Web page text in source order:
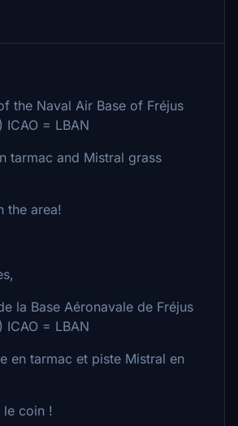
the Naval Air Base of Fréjus
ICAO = LBAN
tarmac and Mistral grass
the area!
la Base Aéronavale de Fréjus
ICAO = LBAN
en tarmac et piste Mistral en
le coin !